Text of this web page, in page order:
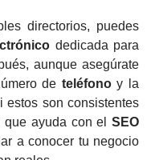
directorios, puedes
dedicada para
aunque asegúrate
de teléfonoy la
estos son consistentes
ayuda con el SEO
a conocer tu negocio